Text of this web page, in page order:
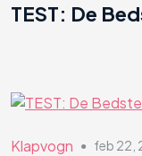
TEST: De
Klapvogn ● feb 22,